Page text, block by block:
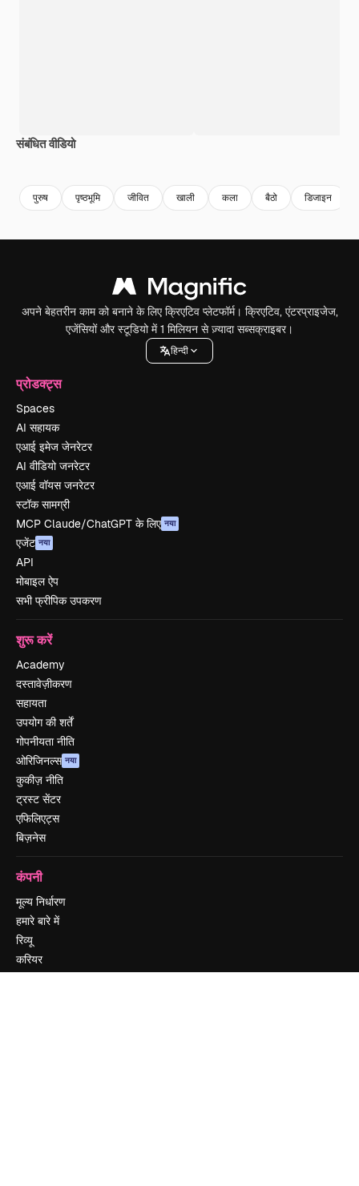
संबंधित वीडियो
पुरुष पृष्ठभूमि जीवित खाली कला बैठो डिजाइन
अपने बेहतरीन काम को बनाने के लिए क्रिएटिव प्लेटफॉर्म। क्रिएटिव, एंटरप्राइजेज,
एजेंसियों और स्टूडियो में 1 मिलियन से ज़्यादा सब्सक्राइबर।
हिन्दी
प्रोडक्ट्स
Spaces
AI सहायक
एआई इमेज जेनरेटर
AI वीडियो जनरेटर
एआई वॉयस जनरेटर
स्टॉक सामग्री
MCP Claude/ChatGPT के लिए नया
एजेंट नया
API
मोबाइल ऐप
सभी फ्रीपिक उपकरण
शुरू करें
Academy
दस्तावेज़ीकरण
सहायता
उपयोग की शर्तें
गोपनीयता नीति
ओरिजिनल्स नया
कुकीज़ नीति
ट्रस्ट सेंटर
एफिलिएट्स
बिज़नेस
कंपनी
मूल्य निर्धारण
हमारे बारे में
रिव्यू
करियर